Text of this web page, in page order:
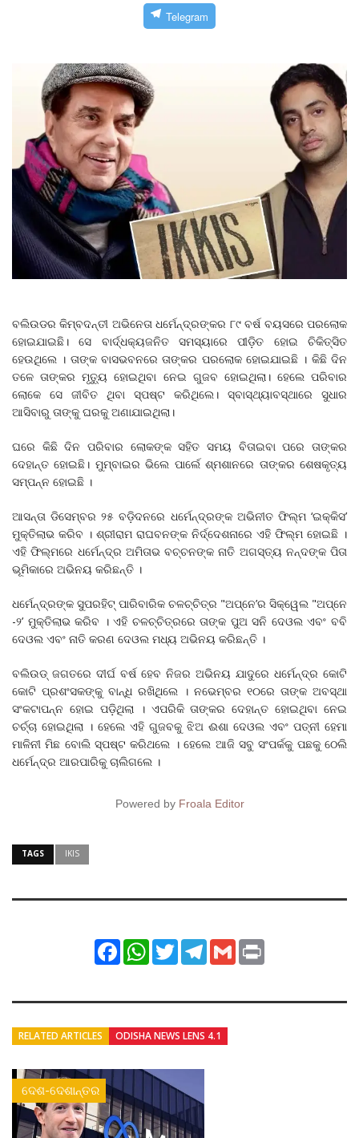
Telegram
ବଲିଉଡର କିମ୍ବଦନ୍ତୀ ଅଭିନେତା ଧର୍ମେନ୍ଦ୍ରଙ୍କର ୮୯ ବର୍ଷ ବୟସରେ ପରଲୋକ
ହୋଇଯାଇଛି। ସେ ବାର୍ଦ୍ଧକ୍ୟଜନିତ ସମସ୍ୟାରେ ପୀଡ଼ିତ ହୋଇ ଚିକିତ୍ସିତ
ହେଉଥିଲେ । ତାଙ୍କ ବାସଭବନରେ ତାଙ୍କର ପରଲୋକ ହୋଇଯାଇଛି । କିଛି ଦିନ
ତଳେ ତାଙ୍କର ମୃତ୍ୟୁ ହୋଇଥିବା ନେଇ ଗୁଜବ ହୋଇଥିଲା। ହେଲେ ପରିବାର
ଲୋକେ ସେ ଜୀବିତ ଥିବା ସ୍ପଷ୍ଟ କରିଥିଲେ। ସ୍ବାସ୍ଥ୍ୟାବସ୍ଥାରେ ସୁଧାର
ଆସିବାରୁ ତାଙ୍କୁ ଘରକୁ ଅଣାଯାଇଥିଲା।
ଘରେ କିଛି ଦିନ ପରିବାର ଲୋକଙ୍କ ସହିତ ସମୟ ବିତାଇବା ପରେ ତାଙ୍କର
ଦେହାନ୍ତ ହୋଇଛି। ମୁମ୍ବାଇର ଭିଲେ ପାର୍ଲେ ଶ୍ମଶାନରେ ତାଙ୍କର ଶେଷକୃତ୍ୟ
ସମ୍ପନ୍ନ ହୋଇଛି ।
ଆସନ୍ତା ଡିସେମ୍ବର ୨୫ ବଡ଼ିଦନରେ ଧର୍ମେନ୍ଦ୍ରଙ୍କ ଅଭିନୀତ ଫିଲ୍ମ ‘ଇକ୍କିସ’
ମୁକ୍ତିଲାଭ କରିବ । ଶ୍ରୀରାମ ରାଘବନଙ୍କ ନିର୍ଦ୍ଦେଶନାରେ ଏହି ଫିଲ୍ମ ହୋଇଛି ।
ଏହି ଫିଲ୍ମରେ ଧର୍ମେନ୍ଦ୍ର ଅମିତାଭ ବଚ୍ଚନଙ୍କ ନାତି ଅଗସ୍ତ୍ୟ ନନ୍ଦଙ୍କ ପିତା
ଭୂମିକାରେ ଅଭିନୟ କରିଛନ୍ତି ।
ଧର୍ମେନ୍ଦ୍ରଙ୍କ ସୁପରହିଟ୍‌ ପାରିବାରିକ ଚଳଚ୍ଚିତ୍ର "ଅପ୍‌ନେ’ର ସିକ୍ୱେଲ "ଅପ୍‌ନେ
-୨’ ମୁକ୍ତିଲାଭ କରିବ । ଏହି ଚଳଚ୍ଚିତ୍ରରେ ତାଙ୍କ ପୁଅ ସନି ଦେଓଲ ଏବଂ ବବି
ଦେଓଲ ଏବଂ ନାତି କରଣ ଦେଓଲ ମଧ୍ୟ ଅଭିନୟ କରିଛନ୍ତି ।
ବଲିଉଡ୍‌ ଜଗତରେ ଦୀର୍ଘ ବର୍ଷ ହେବ ନିଜର ଅଭିନୟ ଯାଦୁରେ ଧର୍ମେନ୍ଦ୍ର କୋଟି
କୋଟି ପ୍ରଶଂସକଙ୍କୁ ବାନ୍ଧି ରଖିଥିଲେ । ନଭେମ୍‌ବର ୧୦ରେ ତାଙ୍କ ଅବସ୍ଥା
ସଂକଟାପନ୍ନ ହୋଇ ପଡ଼ିଥିଲା । ଏପରିକି ତାଙ୍କର ଦେହାନ୍ତ ହୋଇଥିବା ନେଇ
ଚର୍ଚ୍ଚା ହୋଇଥିଲା । ହେଲେ ଏହି ଗୁଜବକୁ ଝିଅ ଈଶା ଦେଓଲ ଏବଂ ପତ୍ନୀ ହେମା
ମାଳିନୀ ମିଛ ବୋଲି ସ୍ପଷ୍ଟ କରିଥଲେ । ହେଲେ ଆଜି ସବୁ ସଂପର୍କକୁ ପଛକୁ ଠେଲି
ଧର୍ମେନ୍ଦ୍ର ଆରପାରିକୁ ଚାଲିଗଲେ ।
Powered by Froala Editor
TAGS IKIS
FacebookWhatsApp
TwitterTelegram
Gmail
RELATED ARTICLES ODISHA NEWS LENS 4.1
ଦେଶ-ଦେଶାନ୍ତର